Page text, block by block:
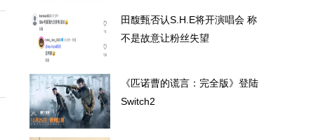
田馥甄否认S.H.E将开演唱会 称
不是故意让粉丝失望
《匹诺曹的谎言：完全版》登陆
Switch2